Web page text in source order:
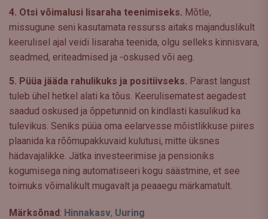
4. Otsi võimalusi lisaraha teenimiseks. Mõtle,
missugune seni kasutamata ressurss aitaks majanduslikult
keerulisel ajal veidi lisaraha teenida, olgu selleks kinnisvara,
seadmed, eriteadmised ja -oskused või aeg.
5. Püüa jääda rahulikuks ja positiivseks. Pärast langust
tuleb ühel hetkel alati ka tõus. Keerulisematest aegadest
saadud oskused ja õppetunnid on kindlasti kasulikud ka
tulevikus. Seniks püüa oma eelarvesse mõistlikkuse piires
plaanida ka rõõmupakkuvaid kulutusi, mitte üksnes
hädavajalikke. Jätka investeerimise ja pensioniks
kogumisega ning automatiseeri kogu säästmine, et see
toimuks võimalikult mugavalt ja peaaegu märkamatult.
Märksõnad: Hinnakasv, Uuring